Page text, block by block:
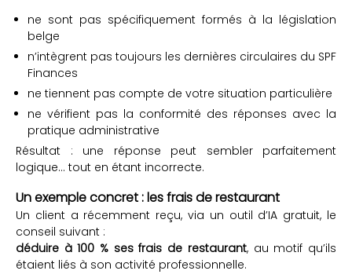
ne sont pas spécifiquement formés à la législation
belge
n’intègrent pas toujours les dernières circulaires du SPF
Finances
ne tiennent pas compte de votre situation particulière
ne vérifient pas la conformité des réponses avec la
pratique administrative
Résultat : une réponse peut sembler parfaitement
logique… tout en étant incorrecte.
Un exemple concret : les frais de restaurant
Un client a récemment reçu, via un outil d’IA gratuit, le
conseil suivant :
déduire à 100 % ses frais de restaurant, au motif qu’ils
étaient liés à son activité professionnelle.